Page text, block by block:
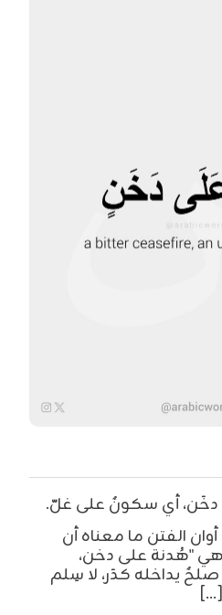
دخَن، أي سكونٌ على غلّ.
الفتن ما معناه أن
"هُدنة على دخن،
يداخله كدَر، لا سِلم